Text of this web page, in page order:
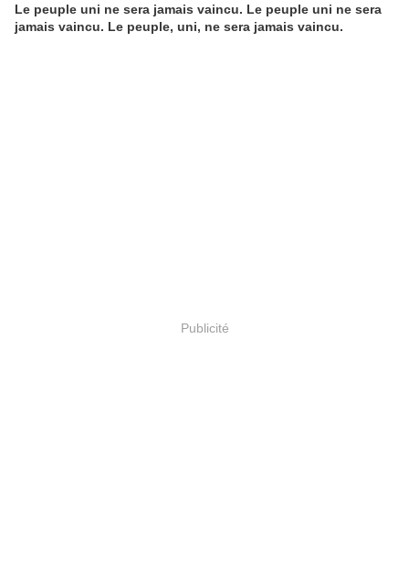
Le peuple uni ne sera jamais vaincu. Le peuple uni ne sera
jamais vaincu. Le peuple, uni, ne sera jamais vaincu.
Publicité